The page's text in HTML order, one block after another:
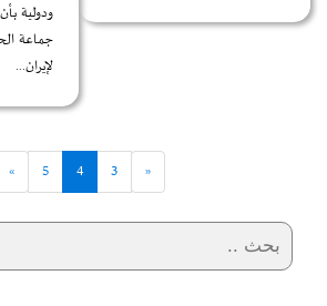
ودولية
جماعة
لإيران...
«
3
4
5
»